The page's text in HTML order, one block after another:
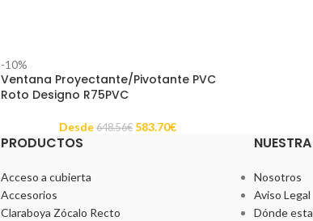
-10%
Ventana Proyectante/Pivotante PVC
Roto Designo R75PVC
Desde 648.56€ 583.70€
PRODUCTOS
Acceso a cubierta
Accesorios
Claraboya Zócalo Recto
Nosotros
Aviso Legal
Dónde